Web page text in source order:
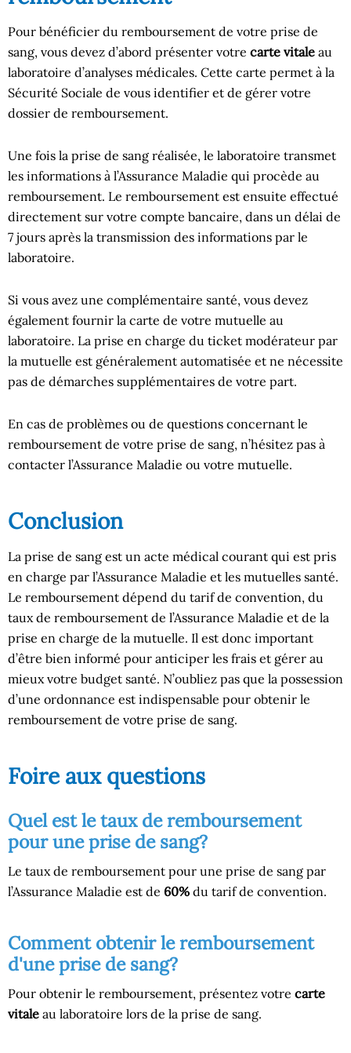
Pour bénéficier du remboursement de votre prise de
sang, vous devez d’abord présenter votre carte vitale au
laboratoire d’analyses médicales. Cette carte permet à la
Sécurité Sociale de vous identifier et de gérer votre
dossier de remboursement.
Une fois la prise de sang réalisée, le laboratoire transmet
les informations à l’Assurance Maladie qui procède au
remboursement. Le remboursement est ensuite effectué
directement sur votre compte bancaire, dans un délai de
7 jours après la transmission des informations par le
laboratoire.
Si vous avez une complémentaire santé, vous devez
également fournir la carte de votre mutuelle au
laboratoire. La prise en charge du ticket modérateur par
la mutuelle est généralement automatisée et ne nécessite
pas de démarches supplémentaires de votre part.
En cas de problèmes ou de questions concernant le
remboursement de votre prise de sang, n’hésitez pas à
contacter l’Assurance Maladie ou votre mutuelle.
Conclusion
La prise de sang est un acte médical courant qui est pris
en charge par l’Assurance Maladie et les mutuelles santé.
Le remboursement dépend du tarif de convention, du
taux de remboursement de l’Assurance Maladie et de la
prise en charge de la mutuelle. Il est donc important
d’être bien informé pour anticiper les frais et gérer au
mieux votre budget santé. N’oubliez pas que la possession
d’une ordonnance est indispensable pour obtenir le
remboursement de votre prise de sang.
Foire aux questions
Quel est le taux de remboursement
pour une prise de sang?
Le taux de remboursement pour une prise de sang par
l’Assurance Maladie est de 60% du tarif de convention.
Comment obtenir le remboursement
d'une prise de sang?
Pour obtenir le remboursement, présentez votre carte
vitale au laboratoire lors de la prise de sang.